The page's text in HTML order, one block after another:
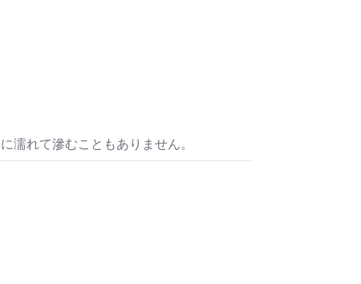
]
燃えるような眼差しは”部分
d/d7stkOV
8u7Cebe
濡れて滲むこともありません。